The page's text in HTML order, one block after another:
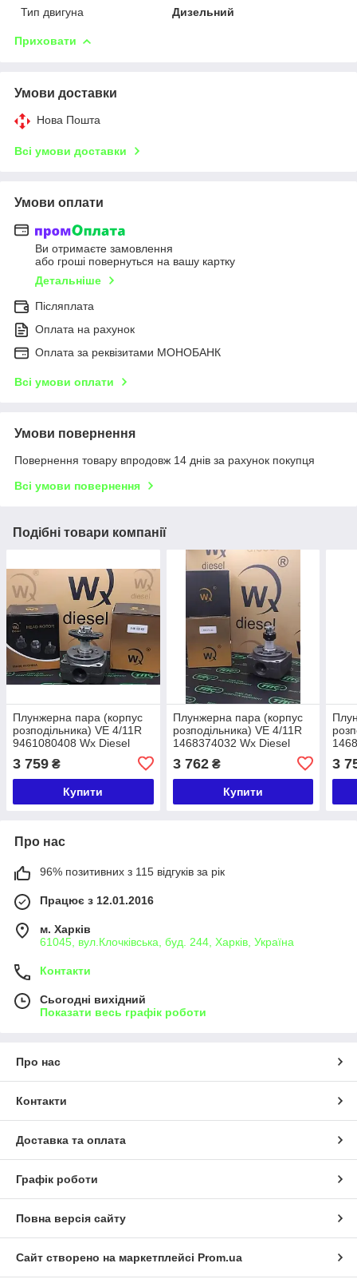
Тип двигуна
Дизельний
Приховати
Умови доставки
Нова Пошта
Всі умови доставки
Умови оплати
Ви отримаєте замовлення
або гроші повернуться на вашу картку
Детальніше
Післяплата
Оплата на рахунок
Оплата за реквізитами МОНОБАНК
Всі умови оплати
Умови повернення
Повернення товару впродовж 14 днів за рахунок покупця
Всі умови повернення
Подібні товари компанії
Плунжерна пара (корпус
розподільника) VE 4/11R
9461080408 Wx Diesel
CHEVROLET
3 759 ₴
Купити
Плунжерна пара (корпус
розподільника) VE 4/11R
1468374032 Wx Diesel
3 762₴
Купити
3
Про нас
96% позитивних з 115 відгуків за рік
Працює з 12.01.2016
м. Харків
61045, вул.Клочківська, буд. 244, Харків, Україна
Контакти
Сьогодні вихідний
Показати весь графік роботи
Про нас
Контакти
Доставка та оплата
Графік роботи
Повна версія сайту
Сайт створено на маркетплейсі Prom.ua